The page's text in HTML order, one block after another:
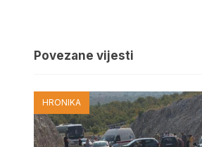
Povezane vijesti
HRONIKA